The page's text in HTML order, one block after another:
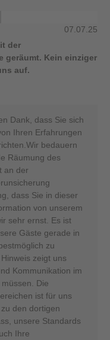
07.07.25
der
geräumt. Kein einziger
auf.
Dank, dass Sie sich
Ihren Erfahrungen
bedauern
Räumung des
an der
dass Sie in dieser
von unserem
sehr ernst. Es ist
Gäste gerade in
zu
zeigt uns
Kommunikation im
Die
ist für uns
den dortigen
unsere Standards
Ihre